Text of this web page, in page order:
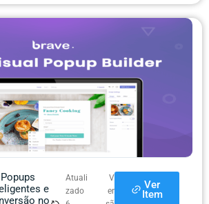
Popups
e
no
Atuali
zado
V
er
Ver
Item